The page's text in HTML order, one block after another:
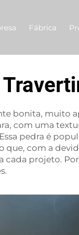
Fábrica
bonita, muito
com uma
pedra é
que, com a
projeto.